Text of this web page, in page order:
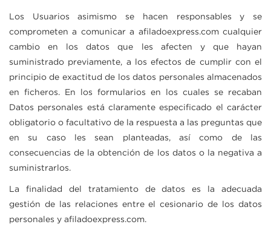
Los Usuarios asimismo se hacen responsables y se
comprometen a comunicar a afiladoexpress.comcualquier
cambio en los datos que les afecten y que hayan
suministrado previamente, a los efectos de cumplir con el
principio de exactitud de los datos personales almacenados
en ficheros. En los formularios en los cuales se recaban
Datos personales está claramente especificado el carácter
obligatorio o facultativo de la respuesta a las preguntas que
en su caso les sean planteadas, así como de las
consecuencias de la obtención de los datos o la negativa a
suministrarlos.
La finalidad del tratamiento de datos es la adecuada
gestión de las relaciones entre el cesionario de los datos
personales y afiladoexpress.com.